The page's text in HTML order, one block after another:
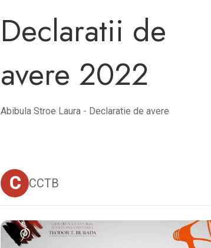
Declaratii de
avere 2022
Abibula Stroe Laura - Declaratie de avere
C CCTB